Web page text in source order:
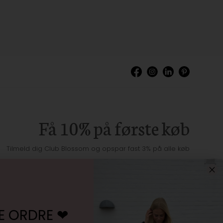
Få 10% på første køb
Tilmeld dig Club Blossom og opspar fast 3% på alle køb
Jeg accepterervilkårene samt markedsføring
ORDRE ❤︎